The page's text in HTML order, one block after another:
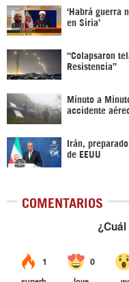
‎‘Habrá guerra
en Siria’‎
“Colapsaron
Resistencia”
Minuto a
accidente
Irán,
de EEUU
COMENTARIOS